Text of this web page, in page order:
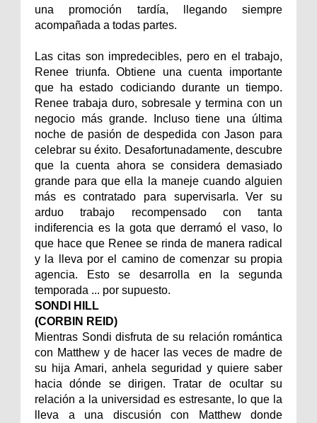
una promoción tardía, llegando siempre
acompañada a todas partes.
Las citas son impredecibles, pero en el trabajo,
Renee triunfa. Obtiene una cuenta importante
que ha estado codiciando durante un tiempo.
Renee trabaja duro, sobresale y termina con un
negocio más grande. Incluso tiene una última
noche de pasión de despedida con Jason para
celebrar su éxito. Desafortunadamente, descubre
que la cuenta ahora se considera demasiado
grande para que ella la maneje cuando alguien
más es contratado para supervisarla. Ver su
arduo trabajo recompensado con tanta
indiferencia es la gota que derramó el vaso, lo
que hace que Renee se rinda de manera radical
y la lleva por el camino de comenzar su propia
agencia. Esto se desarrolla en la segunda
temporada ... por supuesto.
SONDI HILL
(CORBIN REID)
Mientras Sondi disfruta de su relación romántica
con Matthew y de hacer las veces de madre de
su hija Amari, anhela seguridad y quiere saber
hacia dónde se dirigen. Tratar de ocultar su
relación a la universidad es estresante, lo que la
lleva a una discusión con Matthew donde